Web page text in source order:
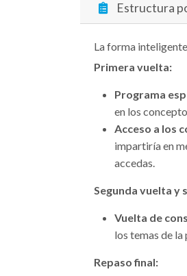
Estructura
La forma
Primera vuelta:
Programa
en los
Acceso a los
impartiría en
accedas.
Segunda vuelta y
Vuelta de
los temas de
Repaso final: